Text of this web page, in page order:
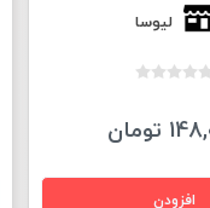
لیوسا
تومان